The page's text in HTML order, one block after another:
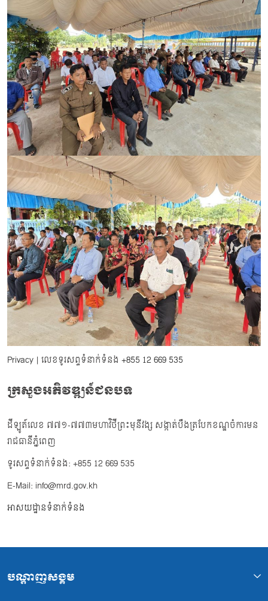
Privacy | លេខទូរសព្ទទំនាក់ទំនង +855 12 669 535
ក្រសួងអភិវឌ្ឍន៍ជនបទ
ដីឡូត៍លេខ ៧៧១-៧៧៣មហាវិថីព្រះមុនីវង្ស សង្កាត់បឹងត្របែកខណ្ឌចំការមន
រាជធានីភ្នំពេញ
ទូរសព្ទទំនាក់ទំនង: +855 12 669 535
E-Mail: info@mrd.gov.kh
អាសយដ្ឋានទំនាក់ទំនង
បណ្ដាញសង្គម